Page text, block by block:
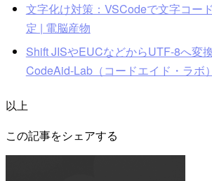
文字化け対策：VSCodeで文字コー
定 | 電脳産物
Shift JISやEUCなどからUTF-8へ変
CodeAid-Lab（コードエイド・ラボ）
以上
この記事をシェアする